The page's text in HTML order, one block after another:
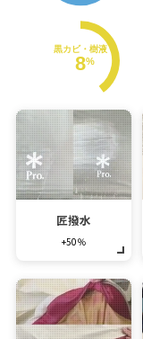
黒カビ・樹液
8%
匠撥水
+50％